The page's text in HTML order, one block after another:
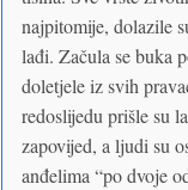
najpitomije, dolazile
lađi. Začula se buka
doletjele iz svih
redoslijedu prišle su
zapovijed, a ljudi su
anđelima “po dvoje